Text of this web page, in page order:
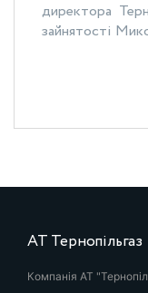
директора
зайнятості
АТ Тернопільгаз
Компанія АТ